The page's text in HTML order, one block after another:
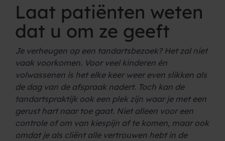
Laat patiënten weten
dat u om ze geeft
Je verheugen op een tandartsbezoek? Het zal niet
vaak voorkomen. Voor veel kinderen én
volwassenen is het elke keer weer even slikken als
de dag van de afspraak nadert. Toch kan de
tandartspraktijk ook een plek zijn waar je met een
gerust hart naar toe gaat. Niet alleen voor een
controle of om van kiespijn af te komen, maar ook
omdat je als cliënt alle vertrouwen hebt in de